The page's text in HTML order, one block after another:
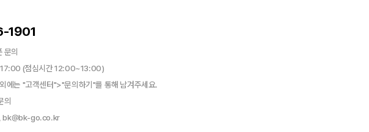
1901
문의
(점심시간 12:00~13:00)
에는 "고객센터">"문의하기"를 통해 남겨주세요.
의
bk@bk-go.co.kr